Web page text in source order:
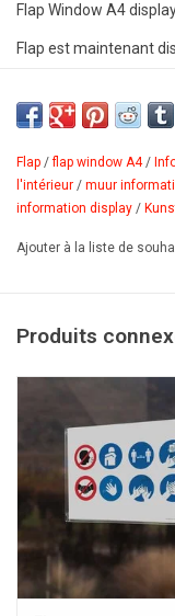
Flap Window A4
Flap est maintenant
température (HACCP),
double avec ruban
pouvez écrire
> montage simple et
> utiliser des surfaces
> polycarbonate moulé
Flap /flap window A4/
l'intérieur / muur
information display /
Ajouter à la liste de
Produits